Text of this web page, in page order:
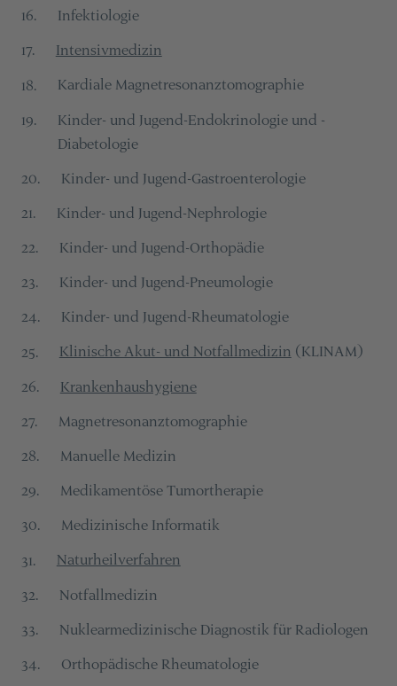
16.
Infektiologie
17.
Intensivmedizin
18.
Kardiale Magnetresonanztomographie
19.
Kinder- und Jugend-Endokrinologie und -
Diabetologie
20.
Kinder- und Jugend-Gastroenterologie
21.
Kinder- und Jugend-Nephrologie
22.
Kinder- und Jugend-Orthopädie
23.
Kinder- und Jugend-Pneumologie
24.
Kinder- und Jugend-Rheumatologie
25. Klinische Akut- und Notfallmedizin (KLINAM)
26.
Krankenhaushygiene
27.
Magnetresonanztomographie
28.
Manuelle Medizin
29.
Medikamentöse Tumortherapie
30.
Medizinische Informatik
31.
Naturheilverfahren
32.
Notfallmedizin
33.
Nuklearmedizinische Diagnostik für Radiologen
34. Orthopädische Rheumatologie